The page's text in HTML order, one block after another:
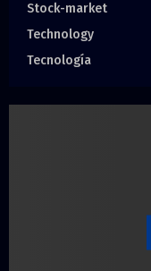
Stock-market
Technology
Tecnología